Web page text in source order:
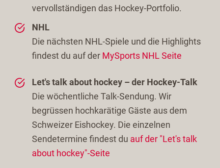
vervollständigen das Hockey-Portfolio.
NHL
Die nächsten NHL-Spiele und die Highlights
findest du auf der MySports NHL Seite
Let's talk about hockey – der Hockey-Talk
Die wöchentliche Talk-Sendung. Wir
begrüssen hochkarätige Gäste aus dem
Schweizer Eishockey. Die einzelnen
Sendetermine findest du auf der "Let's talk
about hockey"-Seite